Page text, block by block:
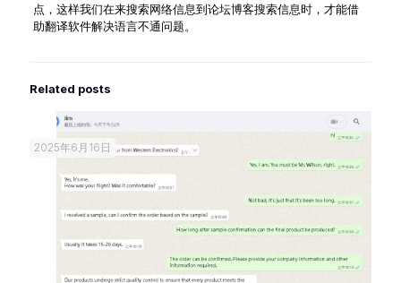
点，这样我们在来搜索网络信息到论坛博客搜索信息时，才能借
助翻译软件解决语言不通问题。
Related posts
2025年6月16日